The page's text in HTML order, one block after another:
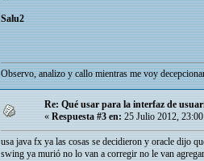
Salu2
Observo, analizo y callo mientras me voy
Re: Qué usar para la interfaz de
« Respuesta #3 en: 25 Julio 2012,
usa java fx ya las cosas se decidieron y oracle dijo
swing ya murió no lo van a corregir no le van